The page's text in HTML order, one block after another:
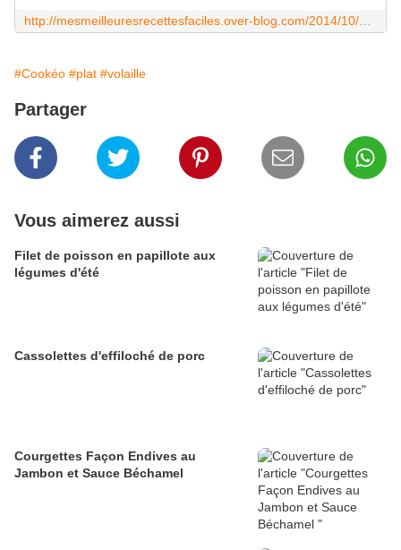
#Cookéo #plat #volaille
Partager
Vous aimerez aussi
Filet de poisson en papillote aux
légumes d'été
Cassolettes d'effiloché de porc
Courgettes Façon Endives au
Jambon et Sauce Béchamel